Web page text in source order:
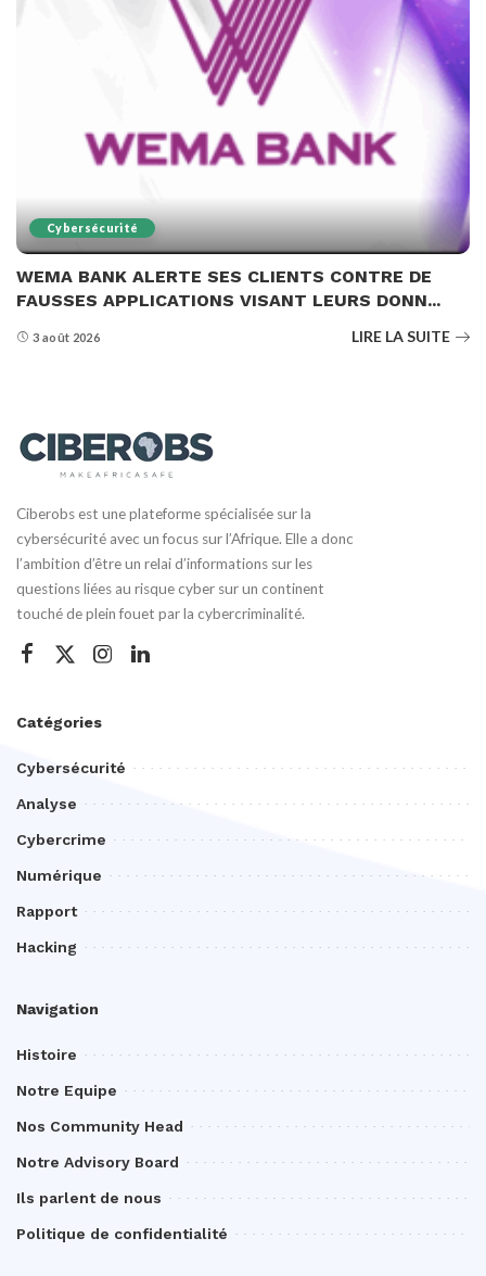
Cybersécurité
WEMA BANK ALERTE SES CLIENTS CONTRE DE
FAUSSES APPLICATIONS VISANT LEURS DONN...
3 août 2026 LIRE LA SUITE
Ciberobs est une plateforme spécialisée sur la
cybersécurité avec un focus sur l’Afrique. Elle a donc
l’ambition d’être un relai d’informations sur les
questions liées au risque cyber sur un continent
touché de plein fouet par la cybercriminalité.
Catégories
Cybersécurité
Analyse
Cybercrime
Numérique
Rapport
Hacking
Navigation
Histoire
Notre Equipe
Nos Community Head
Notre Advisory Board
Ils parlent de nous
Politique de confidentialité